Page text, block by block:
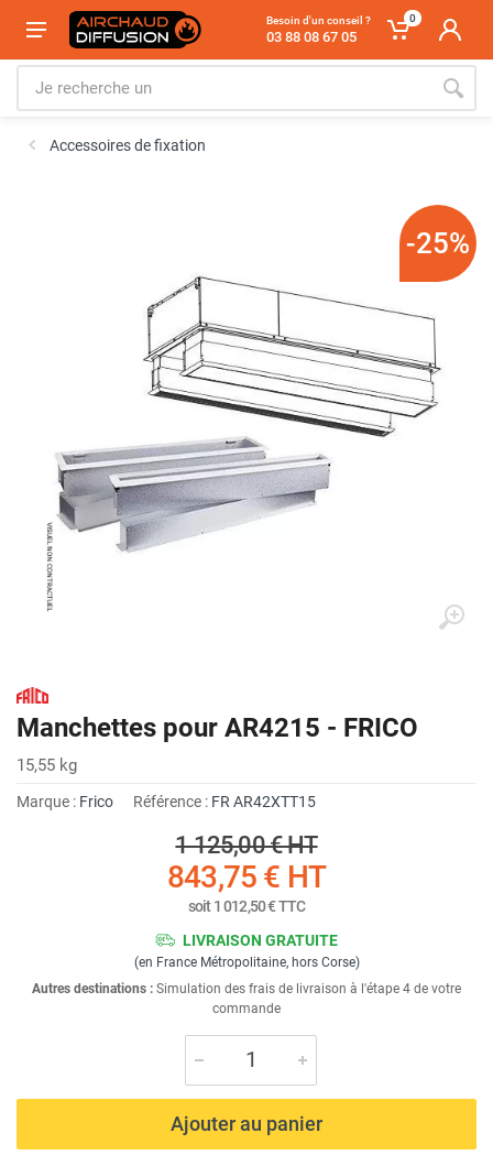
Besoin d'un conseil ?
03 88 08 67 05
0
Accessoires de fixation
-25%
Manchettes pour AR4215 - FRICO
15,55 kg
Marque : Frico Référence : FR AR42XTT15
1 125,00 €HT
843,75 € HT
soit1 012,50 €TTC
LIVRAISON GRATUITE
(en France Métropolitaine, hors Corse)
Autres destinations : Simulation des frais de livraison à l'étape 4 de votre
commande
Ajouter au panier